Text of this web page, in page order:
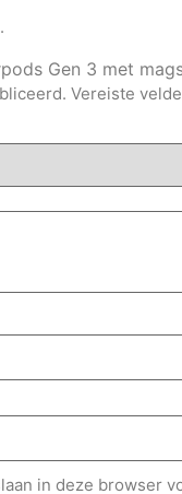
Gen 3 met
Vereiste
in deze browser